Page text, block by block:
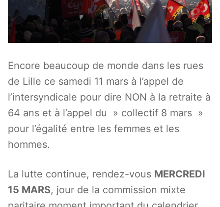
Encore beaucoup de monde dans les rues
de Lille ce samedi 11 mars à l’appel de
l’intersyndicale pour dire NON à la retraite à
64 ans et à l’appel du » collectif 8 mars »
pour l’égalité entre les femmes et les
hommes.
La lutte continue, rendez-vous MERCREDI
15 MARS, jour de la commission mixte